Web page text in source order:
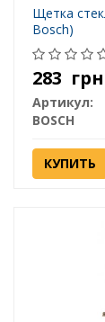
Щетка
Bosch)
283 грн
Артикул:
BOSCH
КУПИТЬ